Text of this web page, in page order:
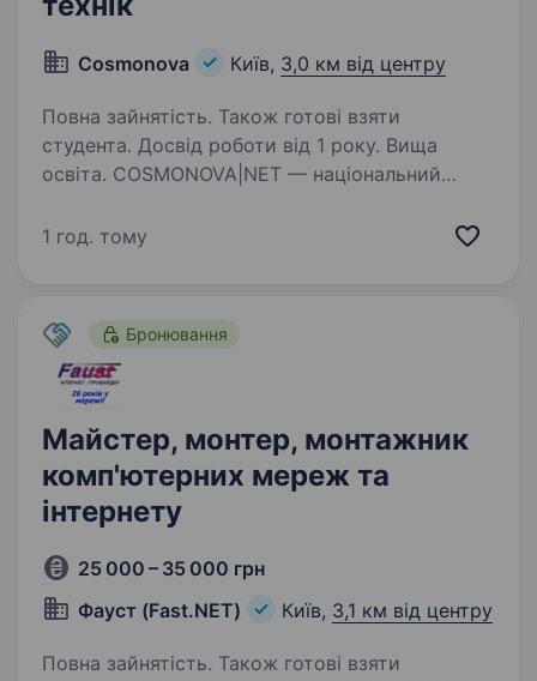
Cosmonova Київ, 3,0 км від центру
Повна зайнятість. Також готові взяти
студента. Досвід роботи від 1 року. Вища
освіта. COSMONOVA|NET — національний
рішення для бізнесу та приватних
платформ; власного дата-центру;…
1 год. тому
Бронювання
Майстер, монтер, монтажник
комп'ютерних мереж та
інтернету
25 000 – 35 000 грн
Фауст (Fast.NET)
Київ, 3,1 км від центру
Повна зайнятість. Також готові взяти